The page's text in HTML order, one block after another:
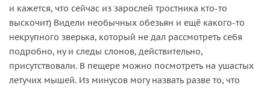
и кажется, что сейчас из зарослей тростника кто-то
выскочит) Видели необычных обезьян и ещё какого-то
некрупного зверька, который не дал рассмотреть себя
подробно, ну и следы слонов, действительно,
присутствовали. В пещере можно посмотреть на ушастых
летучих мышей. Из минусов могу назвать разве то, что